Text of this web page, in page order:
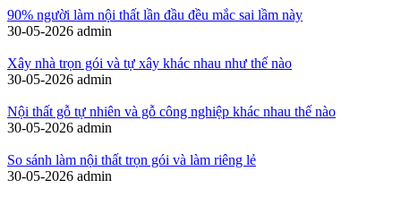
90% người làm nội thất lần đầu đều mắc sai lầm này
30-05-2026 admin
Xây nhà trọn gói và tự xây khác nhau như thế nào
30-05-2026 admin
Nội thất gỗ tự nhiên và gỗ công nghiệp khác nhau thế nào
30-05-2026 admin
So sánh làm nội thất trọn gói và làm riêng lẻ
30-05-2026 admin